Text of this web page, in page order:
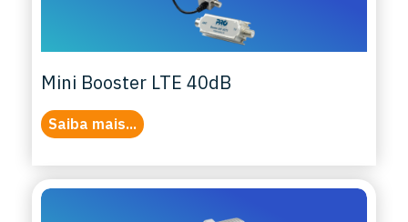
Mini Booster LTE 40dB
Saiba mais...